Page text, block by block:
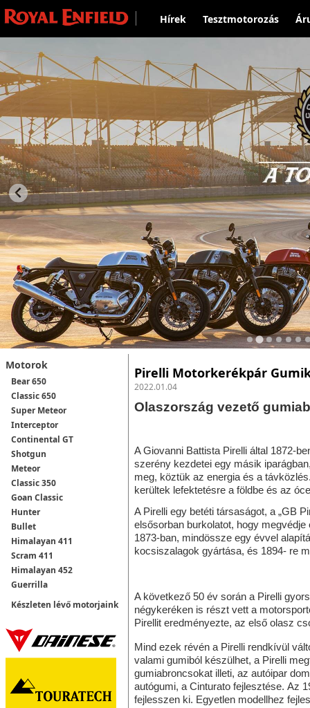
Hírek Tesztmotorozás
Motorok
Bear 650
Classic 650
Super Meteor
Interceptor
Continental GT
Shotgun
Meteor
Classic 350
Goan Classic
Hunter
Bullet
Himalayan 411
Scram 411
Himalayan 452
Guerrilla
Készleten lévő motorjaink
Pirelli Motorkerékpár
2022.01.04
Olaszország vezető
A Giovanni Battista Pirelli által 1872-
szerény kezdetei egy másik
meg, köztük az energia és a
kerültek lefektetésre a földbe és az
A Pirelli egy betéti társaságot, a „GB
elsősorban burkolatot, hogy
1873-ban, mindössze egy évvel
kocsiszalagok gyártása, és 1894- re
A következő 50 év során a Pirelli
négykeréken is részt vett a
Pirellit eredményezte, az első olasz
Mind ezek révén a Pirelli rendkívül
valami gumiból készülhet, a Pirelli
gumiabroncsokat illeti, az autóipar
autógumi, a Cinturato fejlesztése. Az
fejlesszen ki. Egyetlen modellhez